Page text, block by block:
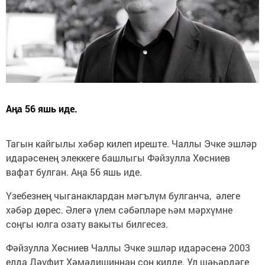
Аңа 56 яшь иде.
Тагын кайгылы хәбәр килеп иреште. Чаллы Эчке эшләр
идарәсенең элеккеге башлыгы Фәйзулла Хөсниев
вафат булган. Аңа 56 яшь иде.
Үзебезнең чыганаклардан мәгълүм булганча, әлеге
хәбәр дөрес. Әлегә үлем сәбәпләре һәм мәрхүмне
соңгы юлга озату вакыты билгесез.
Фәйзулла Хөсниев Чаллы Эчке эшләр идарәсенә 2003
елда Дәүфит Хәмәдишиннан соң килде. Ул шәһәрдәге